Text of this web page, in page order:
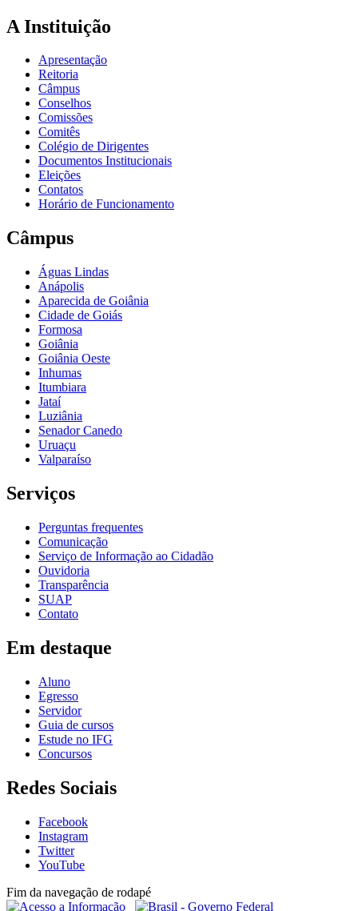
A Instituição
Apresentação
Reitoria
Câmpus
Conselhos
Comissões
Comitês
Colégio de Dirigentes
Documentos Institucionais
Eleições
Contatos
Horário de Funcionamento
Câmpus
Águas Lindas
Anápolis
Aparecida de Goiânia
Cidade de Goiás
Formosa
Goiânia
Goiânia Oeste
Inhumas
Itumbiara
Jataí
Luziânia
Senador Canedo
Uruaçu
Valparaíso
Serviços
Perguntas frequentes
Comunicação
Serviço de Informação ao Cidadão
Ouvidoria
Transparência
SUAP
Contato
Em destaque
Aluno
Egresso
Servidor
Guia de cursos
Estude no IFG
Concursos
Redes Sociais
Facebook
Instagram
Twitter
YouTube
Fim da navegação de rodapé